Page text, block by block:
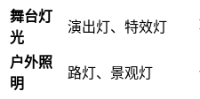
舞台灯
光
演出灯、特效灯
户外照
明
路灯、景观灯